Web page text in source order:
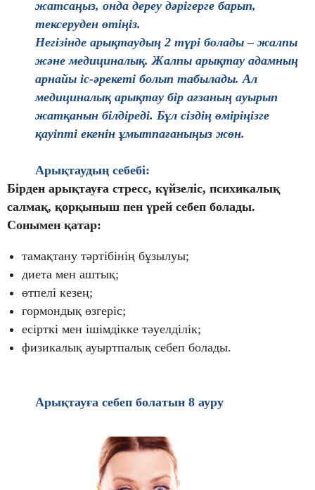
жатсаңыз, онда дереу дәрігерге барып,
тексеруден өтіңіз.
Негізінде арықтаудың 2 түрі болады – жалпы
және медициналық. Жалпы арықтау адамның
арнайы іс-әрекеті болып табылады. Ал
медициналық арықтау бір ағзаның ауырып
жатқанын білдіреді. Бұл сіздің өміріңізге
қауіпті екенін ұмытпағаныңыз жөн.
Арықтаудың себебі:
Бірден арықтауға стресс, күйзеліс, психикалық
салмақ, қорқыныш пен үрей себеп болады.
Сонымен қатар:
тамақтану тәртібінің бұзылуы;
диета мен аштық;
өтпелі кезең;
гормондық өзгеріс;
есірткі мен ішімдікке тәуелділік;
физикалық ауыртпалық себеп болады.
Арықтауға себеп болатын 8 ауру